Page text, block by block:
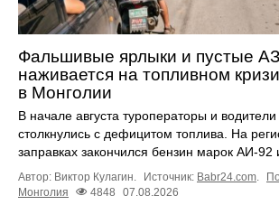
Фальшивые ярлыки и пустые
наживается на топливном
в Монголии
В начале августа туроператоры и
столкнулись с дефицитом топлива. На
заправках закончился бензин марок АИ-92
Автор: Виктор Кулагин. Источник: Babr24.com
Монголия
4848 07.08.2026